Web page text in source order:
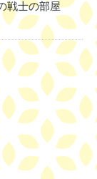
戦士の部屋